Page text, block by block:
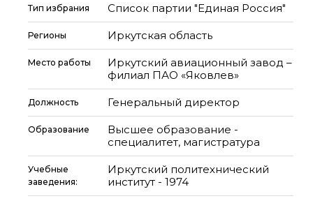
Тип избрания Список партии "Единая Россия"
Регионы Иркутская область
Место работы
Иркутский авиационный завод –
филиал ПАО «Яковлев»
Должность Генеральный директор
Образование
Высшее образование -
специалитет, магистратура
Учебные
заведения:
Иркутский политехнический
институт - 1974